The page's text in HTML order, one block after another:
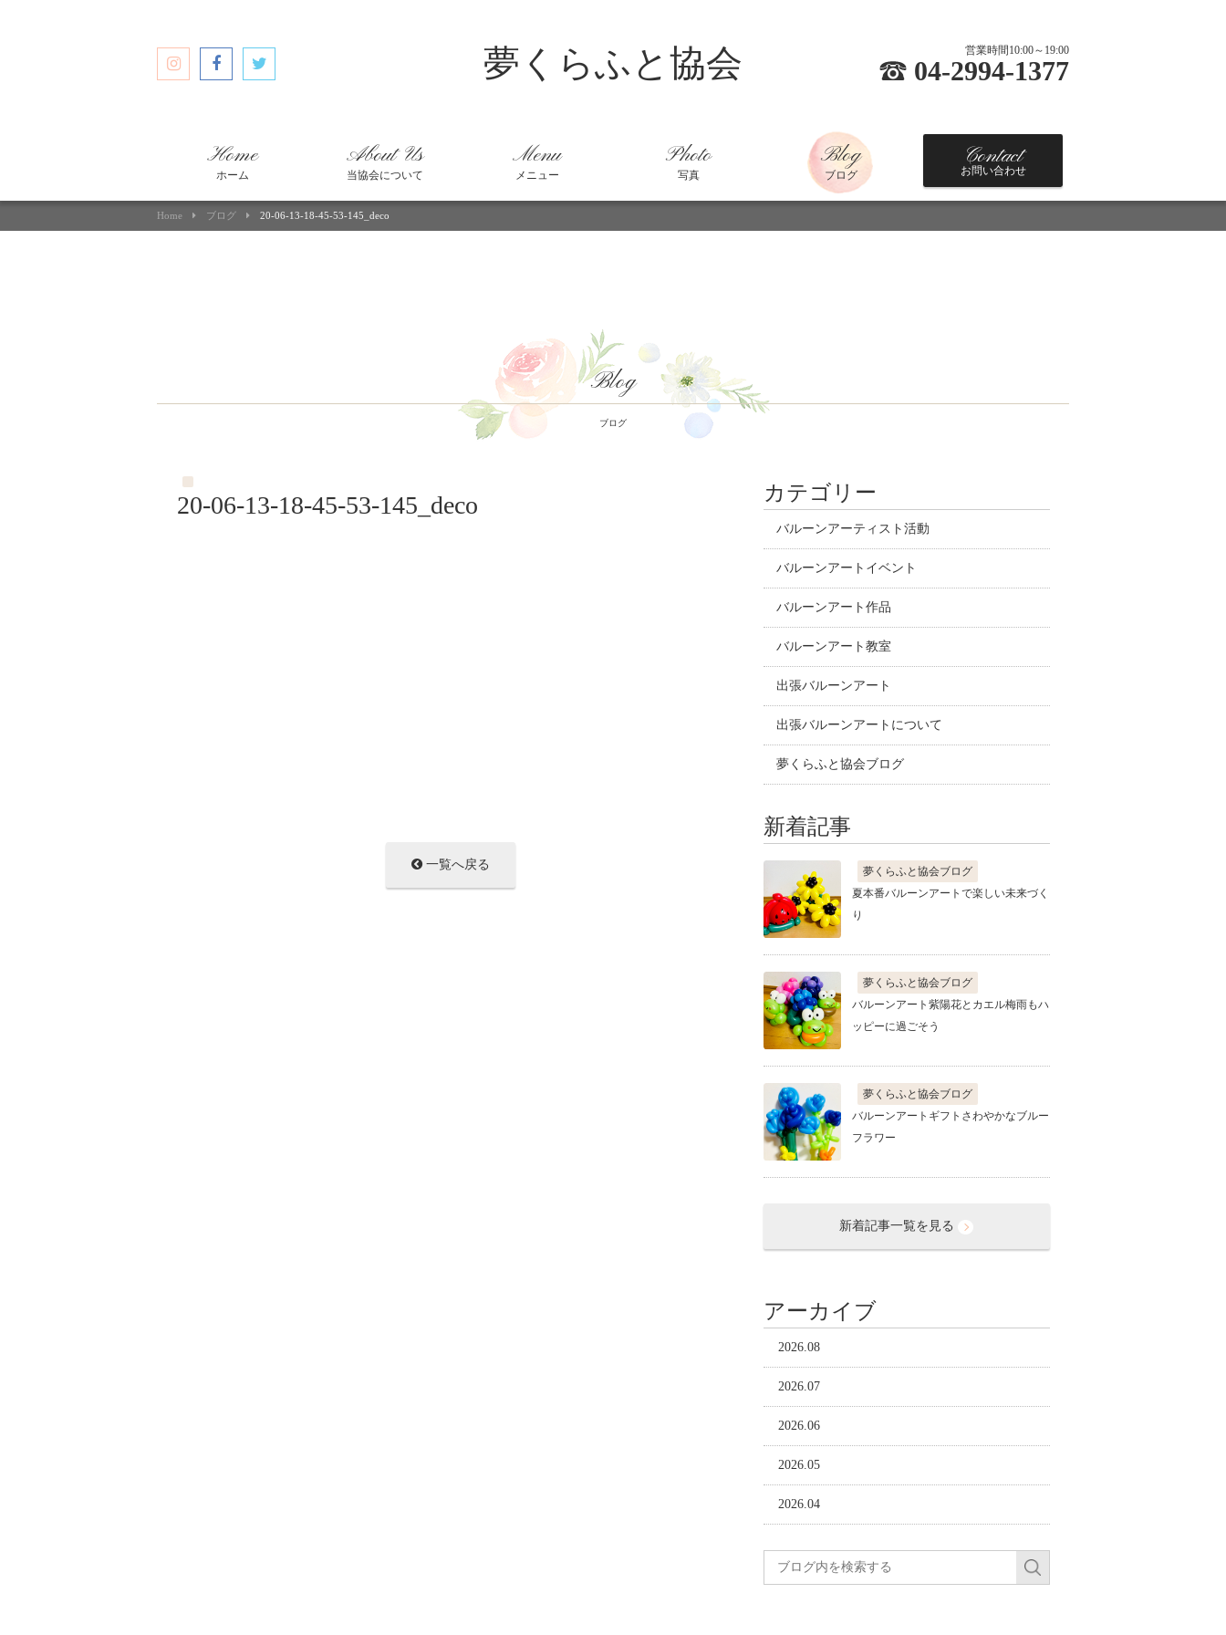
夢くらふと協会 営業時間10:00～19:00
04-2994-1377
Home
ホーム
About Us
当協会について
Menu
メニュー
Photo
写真
Blog
ブログ
Contact
お問い合わせ
Home ブログ 20-06-13-18-45-53-145_deco
Blog
ブログ
20-06-13-18-45-53-145_deco
一覧へ戻る
カテゴリー
バルーンアーティスト活動
バルーンアートイベント
バルーンアート作品
バルーンアート教室
出張バルーンアート
出張バルーンアートについて
夢くらふと協会ブログ
新着記事
夢くらふと協会ブログ
夏本番バルーンアートで楽しい未来づく
り
夢くらふと協会ブログ
バルーンアート紫陽花とカエル梅雨もハ
ッピーに過ごそう
夢くらふと協会ブログ
バルーンアートギフトさわやかなブルー
フラワー
新着記事一覧を見る
アーカイブ
2026.08
2026.07
2026.06
2026.05
2026.04